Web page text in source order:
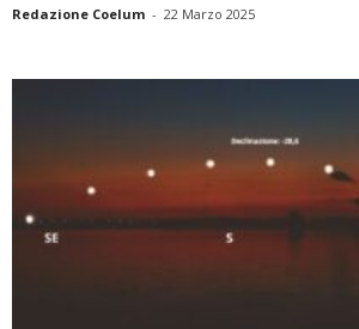
Redazione Coelum - 22 Marzo 2025